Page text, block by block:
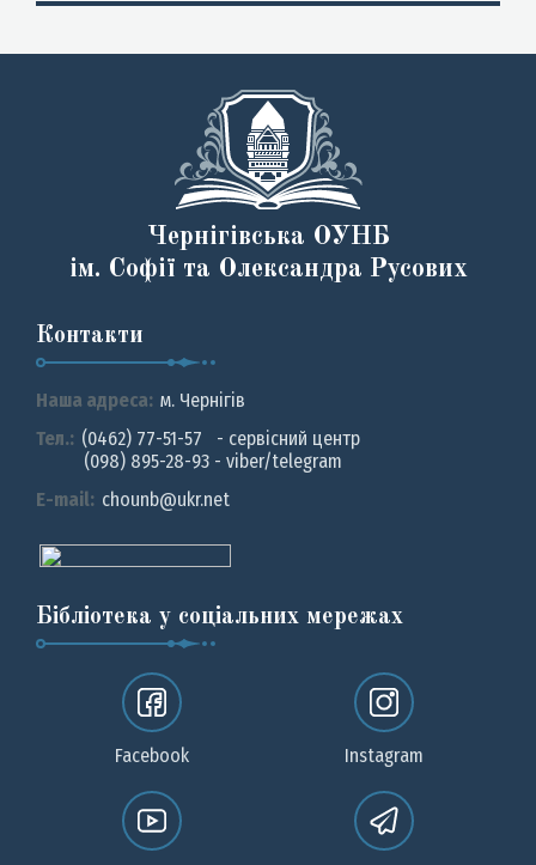
Чернігівська ОУНБ
ім. Софії та Олександра Русових
Контакти
Наша адреса: м. Чернiгiв
Тел.: (0462) 77-51-57 - сервісний центр
(098) 895-28-93 - viber/telegram
E-mail: chounb@ukr.net
Бібліотека у соціальних мережах
Facebook Instagram